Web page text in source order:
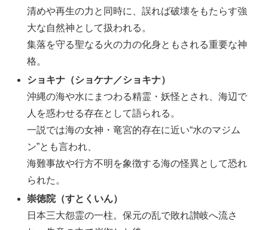
清めや再生の力と同時に、誤れば破壊をもたらす強
大な自然神として扱われる。
集落を守る聖なる火の力の化身ともされる重要な神
格。
ショキナ（ショケナ／ショキナ）
沖縄の海や水にまつわる精霊・妖怪とされ、海辺で
人を惑わせる存在として語られる。
一説では海の女神・竜宮的存在に近い“水のマジム
ン”とも言われ、
海難事故や行方不明を象徴する海の怪異として恐れ
られた。
崇徳院（すとくいん）
日本三大怨霊の一柱。保元の乱で敗れ讃岐へ流さ